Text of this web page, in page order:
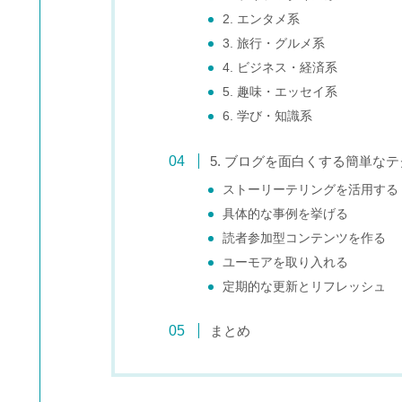
2. エンタメ系
3. 旅行・グルメ系
4. ビジネス・経済系
5. 趣味・エッセイ系
6. 学び・知識系
5. ブログを面白くする簡単な
ストーリーテリングを活用する
具体的な事例を挙げる
読者参加型コンテンツを作る
ユーモアを取り入れる
定期的な更新とリフレッシュ
まとめ